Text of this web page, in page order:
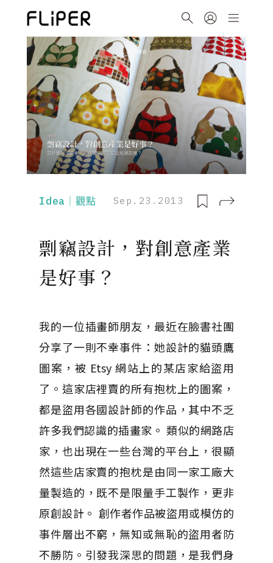
Idea｜觀點 Sep.23.2013
剽竊設計，對創意產業
是好事？
我的一位插畫師朋友，最近在臉書社團
分享了一則不幸事件：她設計的貓頭鷹
圖案，被 Etsy 網站上的某店家給盜用
了。這家店裡賣的所有抱枕上的圖案，
都是盜用各國設計師的作品，其中不乏
許多我們認識的插畫家。 類似的網路店
家，也出現在一些台灣的平台上，很顯
然這些店家賣的抱枕是由同一家工廠大
量製造的，既不是限量手工製作，更非
原創設計。 創作者作品被盜用或模仿的
事件層出不窮，無知或無恥的盜用者防
不勝防。引發我深思的問題，是我們身